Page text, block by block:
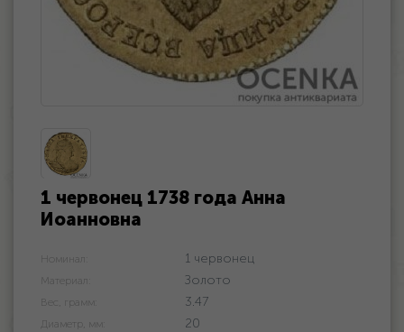
1 червонец 1738 года Анна
Иоанновна
Номинал: 1 червонец
Материал: Золото
Вес, грамм: 3.47
Диаметр, мм: 20